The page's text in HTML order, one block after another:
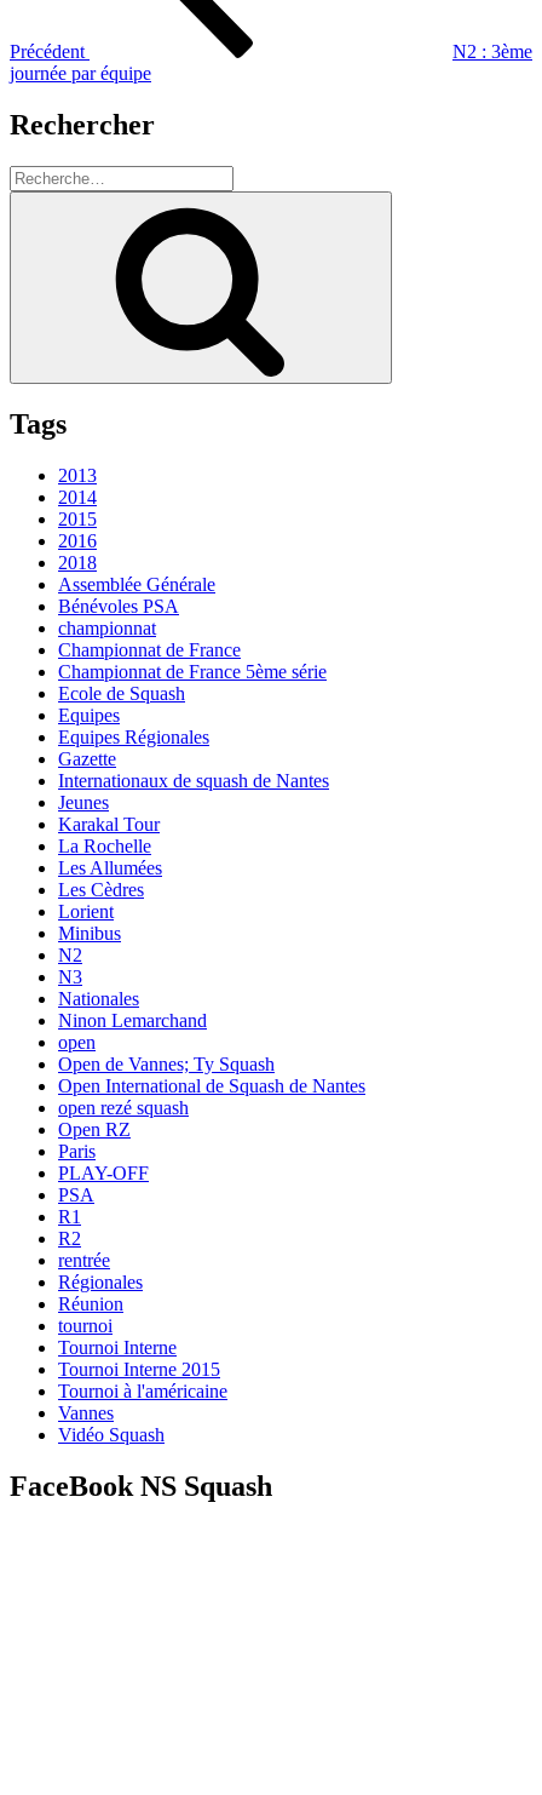
Précédent
N2 : 3ème
journée par équipe
Rechercher
Recherche
pour
Tags
2013
2014
2015
2016
2018
Assemblée Générale
Bénévoles PSA
championnat
Championnat de France
Championnat de France 5ème série
Ecole de Squash
Equipes
Equipes Régionales
Gazette
Internationaux de squash de Nantes
Jeunes
Karakal Tour
La Rochelle
Les Allumées
Les Cèdres
Lorient
Minibus
N2
N3
Nationales
Ninon Lemarchand
open
Open de Vannes; Ty Squash
Open International de Squash de Nantes
open rezé squash
Open RZ
Paris
PLAY-OFF
PSA
R1
R2
rentrée
Régionales
Réunion
tournoi
Tournoi Interne
Tournoi Interne 2015
Tournoi à l'américaine
Vannes
Vidéo Squash
FaceBook NS Squash